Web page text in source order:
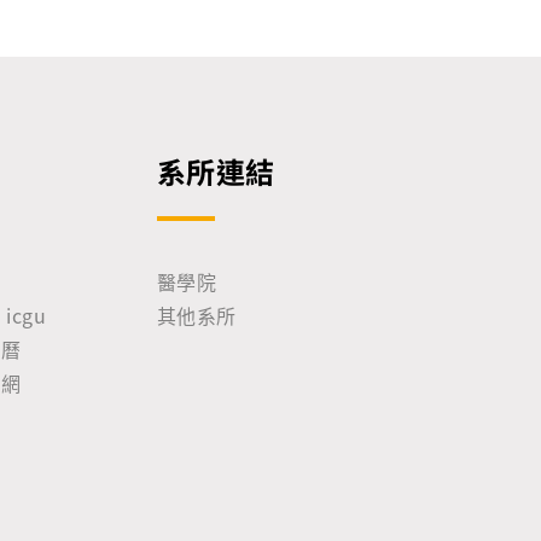
icgu
系所連結
醫學院
其他系所